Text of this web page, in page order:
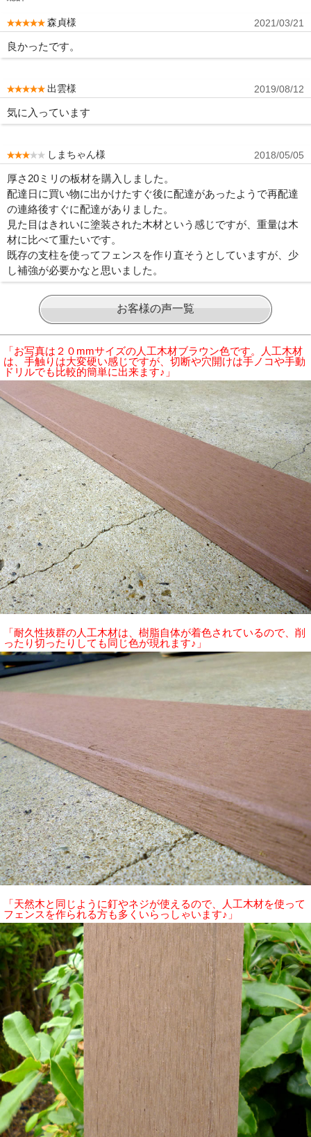
森貞様 2021/03/21
良かったです。
出雲様 2019/08/12
気に入っています
しまちゃん様 2018/05/05
厚さ20ミリの板材を購入しました。
配達日に買い物に出かけたすぐ後に配達があったようで再配達
の連絡後すぐに配達がありました。
見た目はきれいに塗装された木材という感じですが、重量は木
材に比べて重たいです。
既存の支柱を使ってフェンスを作り直そうとしていますが、少
し補強が必要かなと思いました。
お客様の声一覧
「お写真は２０mmサイズの人工木材ブラウン色です。人工木材
は、手触りは大変硬い感じですが、切断や穴開けは手ノコや手動
ドリルでも比較的簡単に出来ます♪」
「耐久性抜群の人工木材は、樹脂自体が着色されているので、削
ったり切ったりしても同じ色が現れます♪」
「天然木と同じように釘やネジが使えるので、人工木材を使って
フェンスを作られる方も多くいらっしゃいます♪」